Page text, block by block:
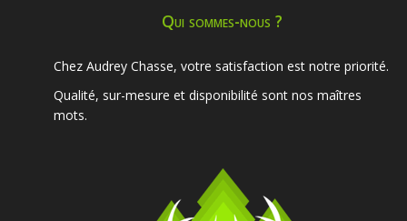
Qui sommes-nous ?
Chez Audrey Chasse, votre satisfaction est notre priorité.
Qualité, sur-mesure et disponibilité sont nos maîtres
mots.